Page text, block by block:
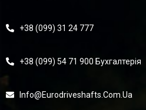
+38 (099) 31 24 777
+38 (099) 54 71 900 Бухгалтерія
Info@eurodriveshafts.com.ua